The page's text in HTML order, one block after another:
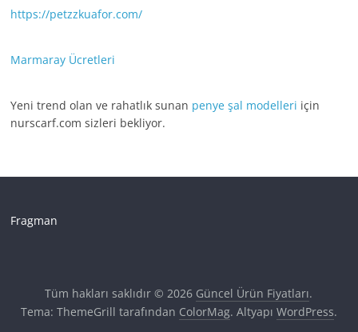
https://petzzkuafor.com/
Marmaray Ücretleri
Yeni trend olan ve rahatlık sunan penye şal modelleri için
nurscarf.com sizleri bekliyor.
Fragman
Tüm hakları saklıdır © 2026 Güncel Ürün Fiyatları.
Tema: ThemeGrill tarafından ColorMag. Altyapı WordPress.